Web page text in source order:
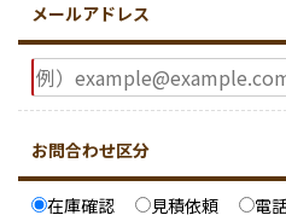
メールアドレス
お問合わせ区分
在庫確認 見積依頼 電